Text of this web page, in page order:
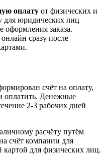
оплату от физических и
для юридических лиц
оформления заказа.
сразу после
счёт на оплату,
оплатить. Денежные
2-3 рабочих дней
расчёту путём
счёт компании для
для физических лиц.